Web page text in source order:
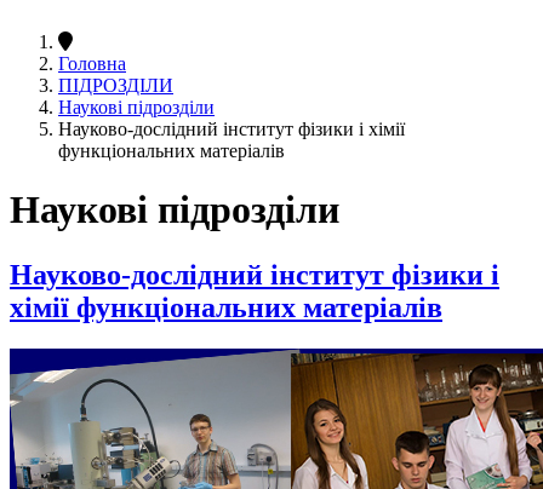
Головна
ПІДРОЗДІЛИ
Наукові підрозділи
Науково-дослідний інститут фізики і хімії
функціональних матеріалів
Наукові підрозділи
Науково-дослідний інститут фізики і
хімії функціональних матеріалів